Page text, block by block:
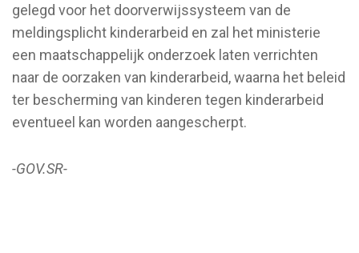
gelegd voor het doorverwijssysteem van de
meldingsplicht kinderarbeid en zal het ministerie
een maatschappelijk onderzoek laten verrichten
naar de oorzaken van kinderarbeid, waarna het beleid
ter bescherming van kinderen tegen kinderarbeid
eventueel kan worden aangescherpt.
-GOV.SR-